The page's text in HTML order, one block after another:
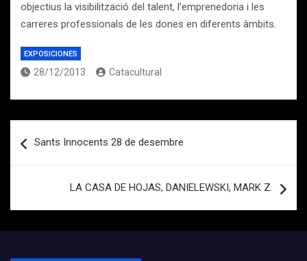
objectius la visibilització del talent, l’emprenedoria i les
carreres professionals de les dones en diferents àmbits.
EXPOSICIONES
28/12/2013 Catacultural
de
Sants Innocents 28 de desembre
LA CASA DE HOJAS, DANIELEWSKI, MARK Z.